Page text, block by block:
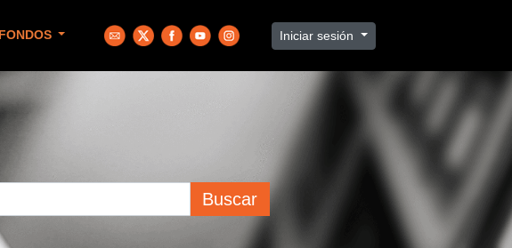
FONDOS Iniciar sesión
Buscar